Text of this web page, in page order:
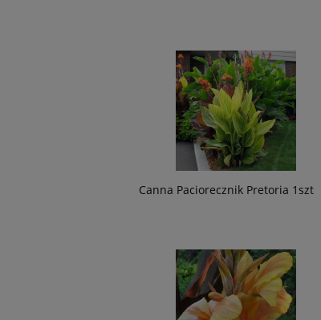
Canna Paciorecznik Pretoria 1szt